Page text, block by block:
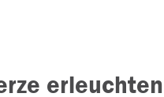
erleuchten